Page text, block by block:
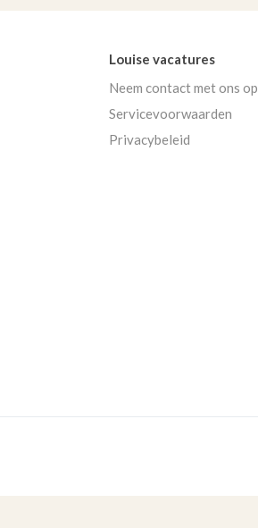
Louise vacatures
Neem contact met ons op
Servicevoorwaarden
Privacybeleid